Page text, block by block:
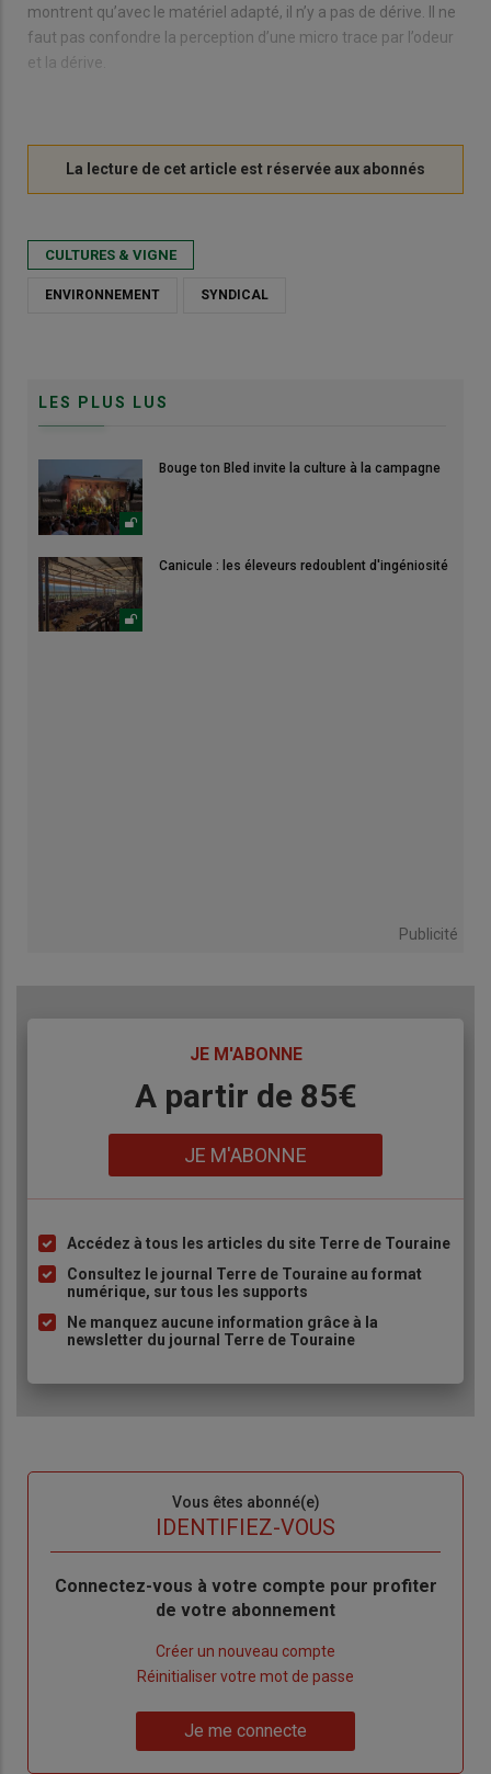
montrent qu’avec le matériel adapté, il n’y a pas de dérive. Il ne
faut pas confondre la perception d’une micro trace par l’odeur
et la dérive.
CULTURES & VIGNE
ENVIRONNEMENT SYNDICAL
LES PLUS LUS
Bouge ton Bled invite la culture à la campagne
Canicule : les éleveurs redoublent d'ingéniosité
Publicité
JE M'ABONNE
A partir de 85€
JE M'ABONNE
Liste
à
puce
Accédez à tous les articles du site Terre de Touraine
Consultez le journal Terre de Touraine au format
numérique, sur tous les supports
Ne manquez aucune information grâce à la
newsletter du journal Terre de Touraine
Vous êtes abonné(e)
IDENTIFIEZ-VOUS
Body
Connectez-vous à votre compte pour profiter
de votre abonnement
Créer un nouveau compte
Réinitialiser votre mot de passe
Je me connecte